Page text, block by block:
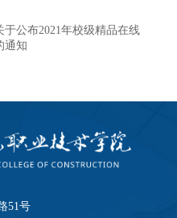
公布2021年校级精品在线
通知
51号